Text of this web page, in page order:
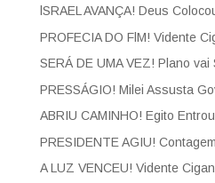
lSRAEL AVANÇA! Deus
PROFECIA DO FlM! Vidente
SERÁ DE UMA VEZ! Plano
PRESSÁGIO! Milei Assusta
ABRIU CAMINHO! Egito
PRESIDENTE AGIU!
A LUZ VENCEU! Vidente